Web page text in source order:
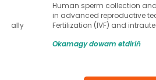
Human sperm collection and
in advanced reproductive
Fertilization (IVF) and intrauterine
challenges and help couples
collected, they process the
Okamagy dowam etdiriň